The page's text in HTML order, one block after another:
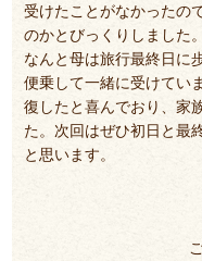
受けたことがなかったの
のかとびっくりしました。
なんと母は旅行最終日に
便乗して一緒に受けてい
復したと喜んでおり、家
た。次回はぜひ初日と最
と思います。